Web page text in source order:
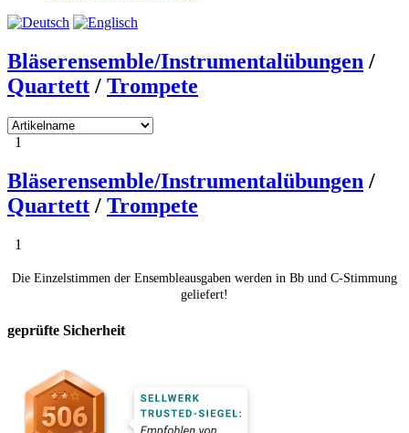
Bläserensemble/Instrumentalübungen /
Quartett / Trompete
1
Bläserensemble/Instrumentalübungen /
Quartett / Trompete
1
Die Einzelstimmen der Ensembleausgaben werden in Bb und C-Stimmung
geliefert!
geprüfte Sicherheit